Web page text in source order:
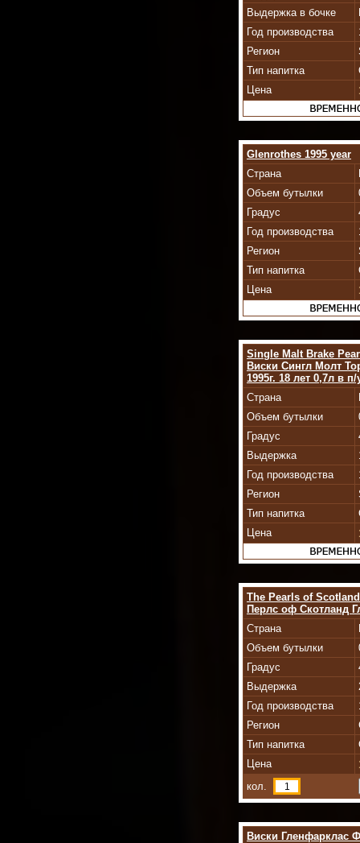
Выдержка в бочке
Год производства
Регион
Тип напитка
Цена
Glenrothes 1995 year
Страна
Объем бутылки
Градус
Год производства
Регион
Тип напитка
Цена
Single Malt Brake
Виски Сингл Молт
1995г. 18 лет 0,7л в п/
Страна
Объем бутылки
Градус
Выдержка
Год производства
Регион
Тип напитка
Цена
The Pearls of
Перлс оф Скотланд
Страна
Объем бутылки
Градус
Выдержка
Год производства
Регион
Тип напитка
Цена
кол.
Виски Гленфарклас